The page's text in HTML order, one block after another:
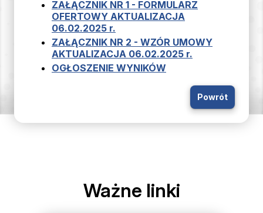
ZAŁĄCZNIK NR 1 - FORMULARZ
OFERTOWY AKTUALIZACJA
06.02.2025 r.
ZAŁĄCZNIK NR 2 - WZÓR UMOWY
AKTUALIZACJA 06.02.2025 r.
OGŁOSZENIE WYNIKÓW
Powrót
Ważne linki